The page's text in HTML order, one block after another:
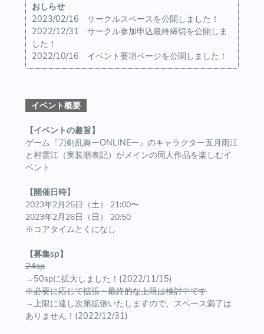
おしらせ
2023/02/16 サークルスペースを公開しました！
2022/12/31 サークル参加申込最終締切を公開しま
した！
2022/10/16 イベント要項ページを公開しました！
イベント概要
【イベントの趣旨】
ゲーム『刀剣乱舞ーONLINEー』のキャラクター五月雨江
と村雲江（実装順表記）がメインの同人作品を楽しむイ
ベント
【開催日時】
2023年2月25日（土） 21:00〜
2023年2月26日（日） 20:50
※コアタイムとくになし
【募集sp】
24sp
→50spに拡大しました！(2022/11/15)
※必要に応じて拡張・最終的な上限は検討中です
→上限に達し次第拡張いたしますので、スペース満了は
ありません！(2022/12/31)